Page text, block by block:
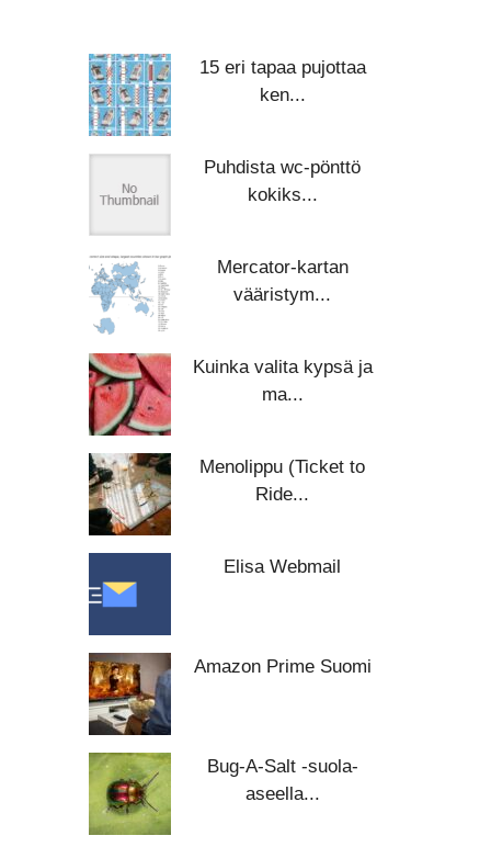
15 eri tapaa pujottaa
ken...
Puhdista wc-pönttö
kokiks...
Mercator-kartan
vääristym...
Kuinka valita kypsä ja
ma...
Menolippu (Ticket to
Ride...
Elisa Webmail
Amazon Prime Suomi
Bug-A-Salt -suola-
aseella...